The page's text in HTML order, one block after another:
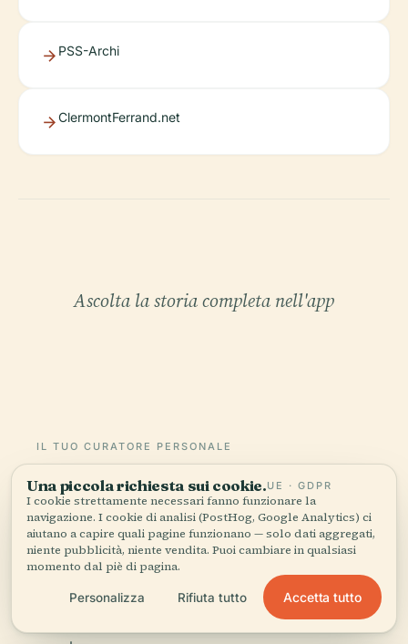
PSS-Archi
ClermontFerrand.net
Ascolta la storia completa nell'app
IL TUO CURATORE PERSONALE
Tutta Edificio Chabert,
raccontata bene.
Guide audio per oltre 1.100 città in 96 paesi.
Storia, racconti e conoscenza locale —
disponibili offline.
Una piccola richiesta sui cookie.UE · GDPR
I cookie strettamente necessari fanno funzionare la
navigazione. I cookie di analisi (PostHog, Google Analytics) ci
aiutano a capire quali pagine funzionano — solo dati aggregati,
niente pubblicità, niente vendita. Puoi cambiare in qualsiasi
momento dal piè di pagina.
Personalizza Rifiuta tutto Accetta tutto